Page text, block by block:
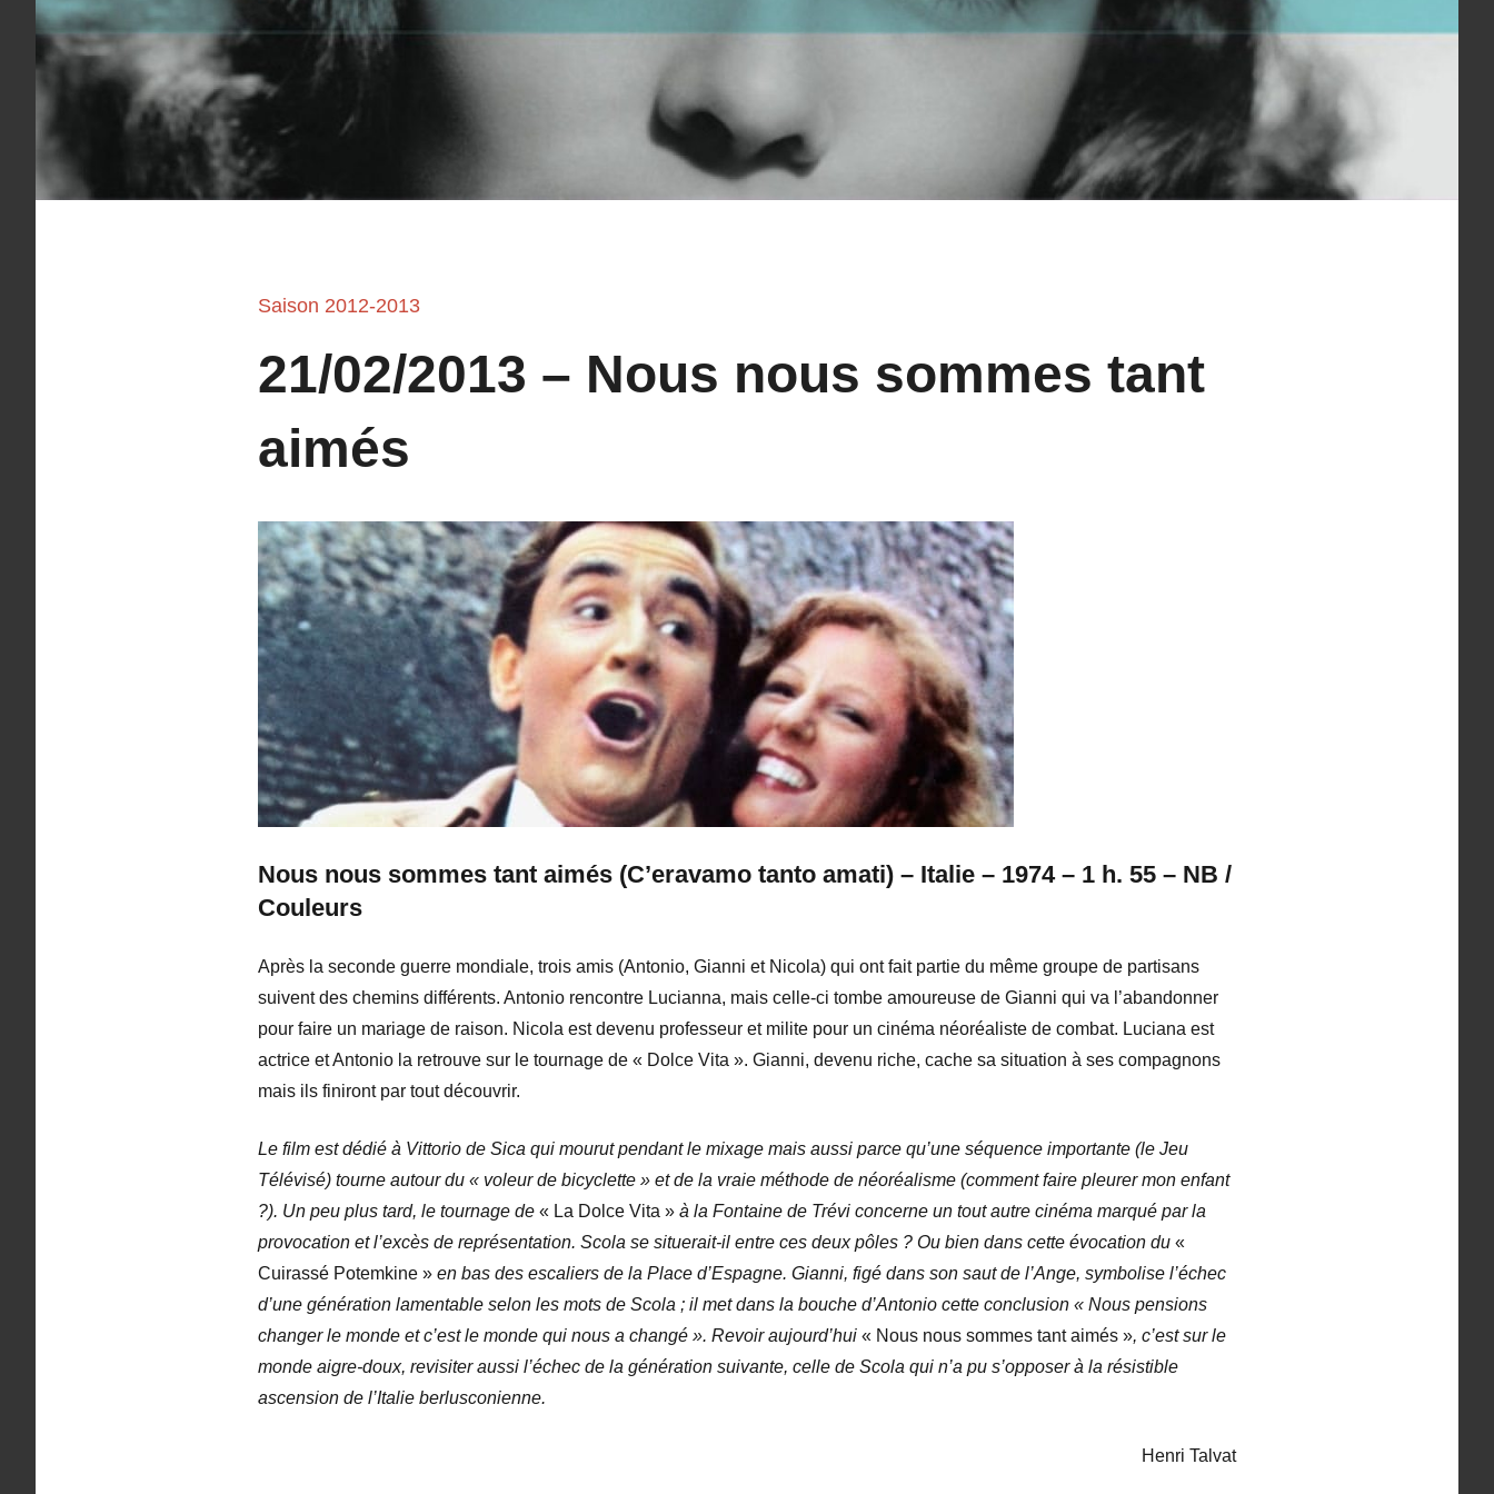
Saison 2012-2013
21/02/2013 – Nous nous sommes tant
aimés
Nous nous sommes tant aimés (C’eravamo tanto amati) – Italie – 1974 – 1 h. 55 – NB /
Couleurs
Après la seconde guerre mondiale, trois amis (Antonio, Gianni et Nicola) qui ont fait partie du même groupe de partisans
suivent des chemins différents. Antonio rencontre Lucianna, mais celle-ci tombe amoureuse de Gianni qui va l’abandonner
pour faire un mariage de raison. Nicola est devenu professeur et milite pour un cinéma néoréaliste de combat. Luciana est
actrice et Antonio la retrouve sur le tournage de « Dolce Vita ». Gianni, devenu riche, cache sa situation à ses compagnons
mais ils finiront par tout découvrir.
Le film est dédié à Vittorio de Sica qui mourut pendant le mixage mais aussi parce qu’une séquence importante (le Jeu
Télévisé) tourne autour du « voleur de bicyclette » et de la vraie méthode de néoréalisme (comment faire pleurer mon enfant
?). Un peu plus tard, le tournage de « La Dolce Vita » à la Fontaine de Trévi concerne un tout autre cinéma marqué par la
provocation et l’excès de représentation. Scola se situerait-il entre ces deux pôles ? Ou bien dans cette évocation du «
Cuirassé Potemkine » en bas des escaliers de la Place d’Espagne. Gianni, figé dans son saut de l’Ange, symbolise l’échec
d’une génération lamentable selon les mots de Scola ; il met dans la bouche d’Antonio cette conclusion « Nous pensions
changer le monde et c’est le monde qui nous a changé ». Revoir aujourd’hui « Nous nous sommes tant aimés », c’est sur le
monde aigre-doux, revisiter aussi l’échec de la génération suivante, celle de Scola qui n’a pu s’opposer à la résistible
ascension de l’Italie berlusconienne.
Henri Talvat